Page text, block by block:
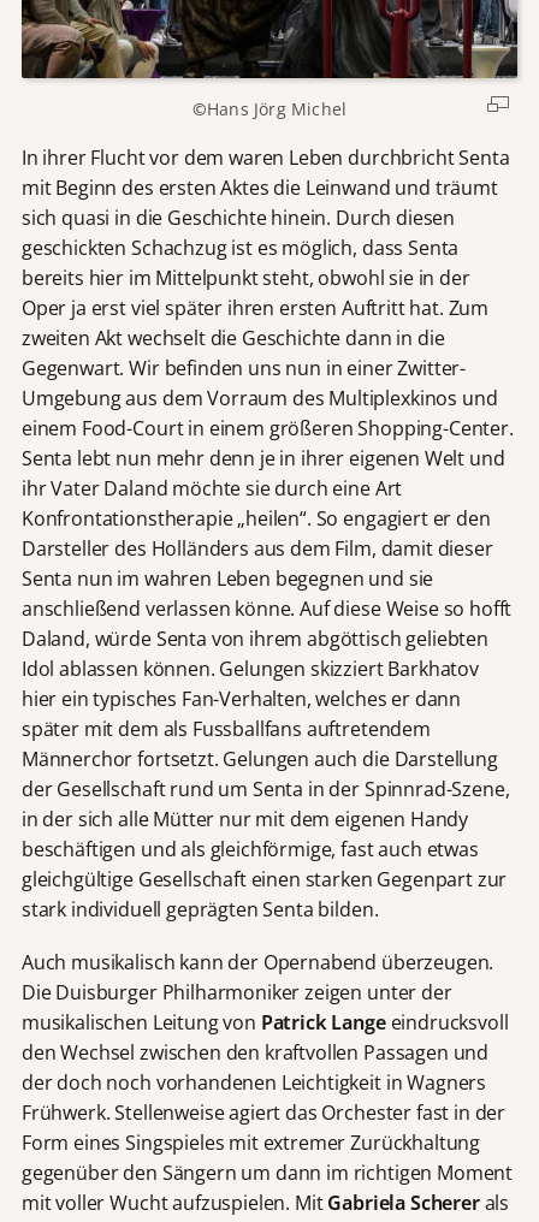
©Hans Jörg Michel
In ihrer Flucht vor dem waren Leben durchbricht Senta
mit Beginn des ersten Aktes die Leinwand und träumt
sich quasi in die Geschichte hinein. Durch diesen
geschickten Schachzug ist es möglich, dass Senta
bereits hier im Mittelpunkt steht, obwohl sie in der
Oper ja erst viel später ihren ersten Auftritt hat. Zum
zweiten Akt wechselt die Geschichte dann in die
Gegenwart. Wir befinden uns nun in einer Zwitter-
Umgebung aus dem Vorraum des Multiplexkinos und
einem Food-Court in einem größeren Shopping-Center.
Senta lebt nun mehr denn je in ihrer eigenen Welt und
ihr Vater Daland möchte sie durch eine Art
Konfrontationstherapie „heilen“. So engagiert er den
Darsteller des Holländers aus dem Film, damit dieser
Senta nun im wahren Leben begegnen und sie
anschließend verlassen könne. Auf diese Weise so hofft
Daland, würde Senta von ihrem abgöttisch geliebten
Idol ablassen können. Gelungen skizziert Barkhatov
hier ein typisches Fan-Verhalten, welches er dann
später mit dem als Fussballfans auftretendem
Männerchor fortsetzt. Gelungen auch die Darstellung
der Gesellschaft rund um Senta in der Spinnrad-Szene,
in der sich alle Mütter nur mit dem eigenen Handy
beschäftigen und als gleichförmige, fast auch etwas
gleichgültige Gesellschaft einen starken Gegenpart zur
stark individuell geprägten Senta bilden.
Auch musikalisch kann der Opernabend überzeugen.
Die Duisburger Philharmoniker zeigen unter der
musikalischen Leitung von Patrick Lange eindrucksvoll
den Wechsel zwischen den kraftvollen Passagen und
der doch noch vorhandenen Leichtigkeit in Wagners
Frühwerk. Stellenweise agiert das Orchester fast in der
Form eines Singspieles mit extremer Zurückhaltung
gegenüber den Sängern um dann im richtigen Moment
mit voller Wucht aufzuspielen. MitGabriela Schererals